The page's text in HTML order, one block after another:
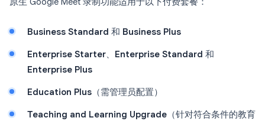
Business Standard 和 Business Plus
Enterprise Starter、 Enterprise Standard 和
Enterprise Plus
Education Plus （需管理员配置）
Teaching and Learning Upgrade （针对符合条件的教育